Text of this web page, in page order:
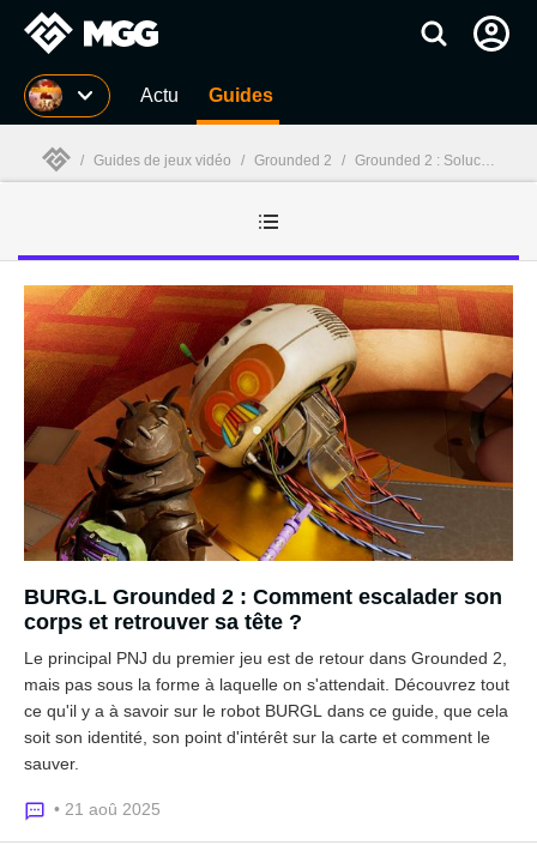
MGG Actu Guides
/ Guides de jeux vidéo / Grounded 2 / Grounded 2 : Soluces
BURG.L Grounded 2 : Comment escalader son
corps et retrouver sa tête ?
Le principal PNJ du premier jeu est de retour dans Grounded 2,
mais pas sous la forme à laquelle on s'attendait. Découvrez tout
ce qu'il y a à savoir sur le robot BURGL dans ce guide, que cela
soit son identité, son point d'intérêt sur la carte et comment le
sauver.
• 21 aoû 2025